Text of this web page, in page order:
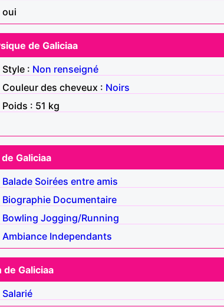
oui
de Galiciaa
Style : Non renseigné
Couleur des cheveux : Noirs
Poids : 51 kg
Galiciaa
Balade Soirées entre amis
Biographie Documentaire
Bowling Jogging/Running
Ambiance Independants
Galiciaa
Salarié